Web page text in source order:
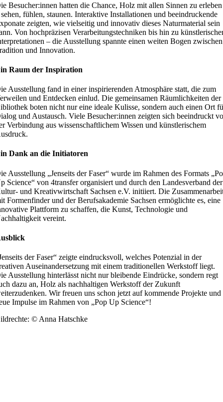
Besucher:innen hatten die Chance, Holz mit allen Sinnen zu erleben
fühlen, staunen. Interaktive Installationen und beeindruckende
zeigten, wie vielseitig und innovativ dieses Naturmaterial sein
Von hochpräzisen Verarbeitungstechniken bis hin zu
– die Ausstellung spannte einen weiten Bogen zwischen
und Innovation.
Raum der Inspiration
Ausstellung fand in einer inspirierenden Atmosphäre statt, die zum
und Entdecken einlud. Die gemeinsamen Räumlichkeiten der
boten nicht nur eine ideale Kulisse, sondern auch einen Ort
und Austausch. Viele Besucher:innen zeigten sich beeindruckt
Verbindung aus wissenschaftlichem Wissen und künstlerischem
Dank an die Initiatoren
Ausstellung „Jenseits der Faser“ wurde im Rahmen des Formats
Science“ von 4transfer organisiert und durch den Landesverband der
und Kreativwirtschaft Sachsen e.V. initiiert. Die
Formenfinder und der Berufsakademie Sachsen ermöglichte es, eine
Plattform zu schaffen, die Kunst, Technologie und
vereint.
der Faser“ zeigte eindrucksvoll, welches Potenzial in der
Auseinandersetzung mit einem traditionellen Werkstoff liegt.
Ausstellung hinterlässt nicht nur bleibende Eindrücke, sondern regt
dazu an, Holz als nachhaltigen Werkstoff der Zukunft
Wir freuen uns schon jetzt auf kommende Projekte und
Impulse im Rahmen von „Pop Up Science“!
© Anna Hatschke